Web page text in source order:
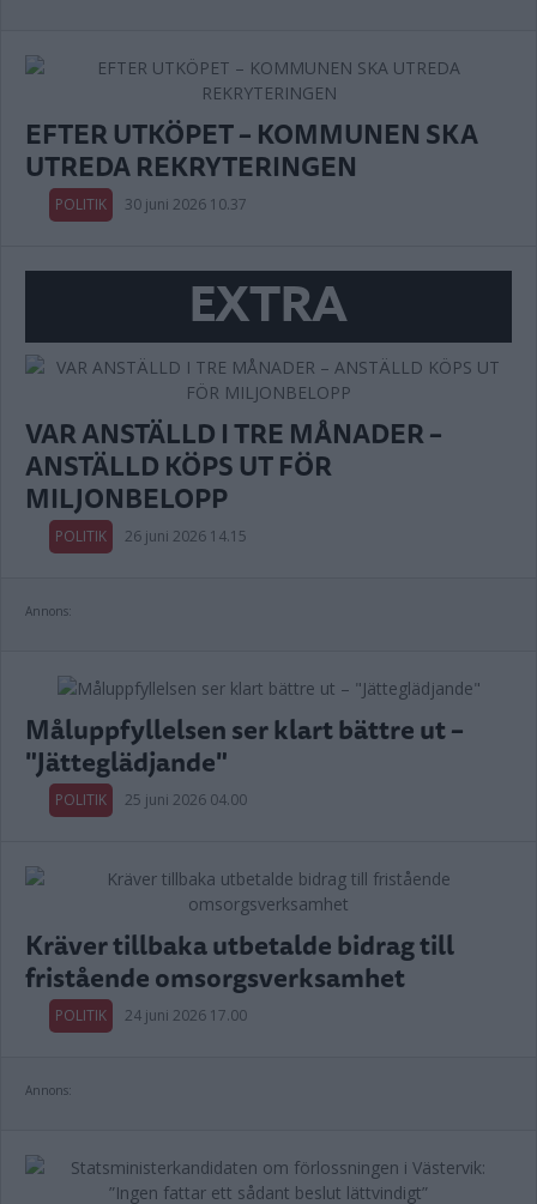
EFTER UTKÖPET – KOMMUNEN SKA
UTREDA REKRYTERINGEN
POLITIK 30 juni 2026 10.37
EXTRA
VAR ANSTÄLLD I TRE MÅNADER –
ANSTÄLLD KÖPS UT FÖR
MILJONBELOPP
POLITIK 26 juni 2026 14.15
Annons:
Måluppfyllelsen ser klart bättre ut –
"Jätteglädjande"
POLITIK 25 juni 2026 04.00
Kräver tillbaka utbetalde bidrag till
fristående omsorgsverksamhet
POLITIK 24 juni 2026 17.00
Annons: